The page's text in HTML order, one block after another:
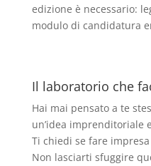
edizione è necessario:
modulo di candidatura
Il laboratorio che
Hai mai pensato a te
un’idea imprenditoriale
Ti chiedi se fare
Non lasciarti sfuggire